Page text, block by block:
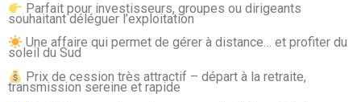
Parfait pour investisseurs, groupes ou dirigeants
souhaitant déléguer l’exploitation
Une affaire qui permet de gérer à distance… et profiter du
soleil du Sud
Prix de cession très attractif – départ à la retraite,
transmission sereine et rapide